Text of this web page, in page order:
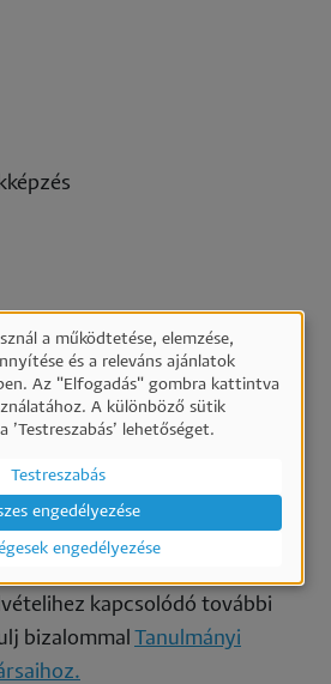
kapcsolódó további
bizalommal
Tanulmányi
a működtetése, elemzése,
és a releváns ajánlatok
Az "Elfogadás" gombra kattintva
A különböző sütik
’Testreszabás’ lehetőséget.
Testreszabás
engedélyezése
engedélyezése